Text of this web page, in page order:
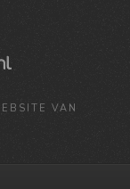
VAN